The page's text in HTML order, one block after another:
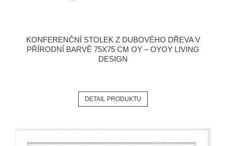
KONFERENČNÍ STOLEK Z DUBOVÉHO DŘEVA V
PŘÍRODNÍ BARVĚ 75X75 CM OY – OYOY LIVING
DESIGN
DETAIL PRODUKTU